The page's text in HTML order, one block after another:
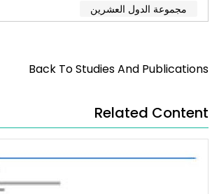
مجموعة الدول العشرين
Back To Studies And Publications
Related Content